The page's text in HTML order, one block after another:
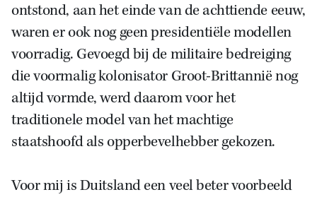
ontstond, aan het einde van de achttiende eeuw,
waren er ook nog geen presidentiële modellen
voorradig. Gevoegd bij de militaire bedreiging
die voormalig kolonisator Groot-Brittannië nog
altijd vormde, werd daarom voor het
traditionele model van het machtige
staatshoofd als opperbevelhebber gekozen.
Voor mij is Duitsland een veel beter voorbeeld